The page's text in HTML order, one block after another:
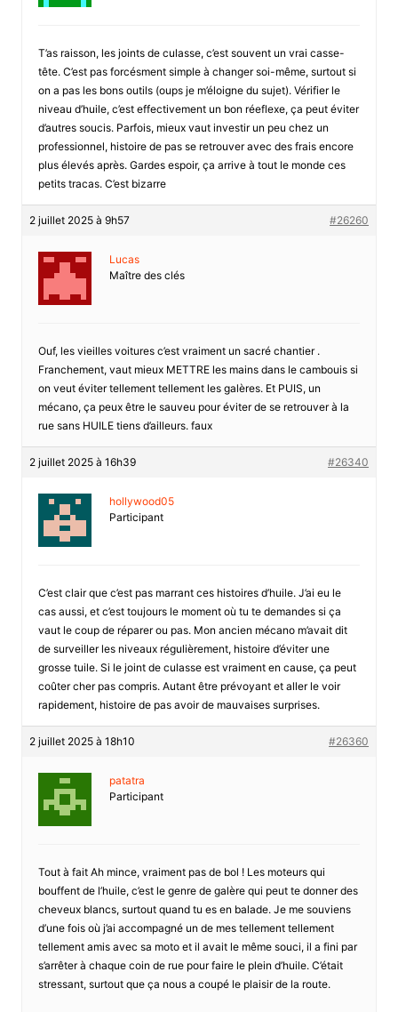
T’as raisson, les joints de culasse, c’est souvent un vrai casse-
tête. C’est pas forcésment simple à changer soi-même, surtout si
on a pas les bons outils (oups je m’éloigne du sujet). Vérifier le
niveau d’huile, c’est effectivement un bon réeflexe, ça peut éviter
d’autres soucis. Parfois, mieux vaut investir un peu chez un
professionnel, histoire de pas se retrouver avec des frais encore
plus élevés après. Gardes espoir, ça arrive à tout le monde ces
petits tracas. C’est bizarre
2 juillet 2025 à 9h57 #26260
Lucas
Maître des clés
Ouf, les vieilles voitures c’est vraiment un sacré chantier .
Franchement, vaut mieux METTRE les mains dans le cambouis si
on veut éviter tellement tellement les galères. Et PUIS, un
mécano, ça peux être le sauveu pour éviter de se retrouver à la
rue sans HUILE tiens d’ailleurs. faux
2 juillet 2025 à 16h39 #26340
hollywood05
Participant
C’est clair que c’est pas marrant ces histoires d’huile. J’ai eu le
cas aussi, et c’est toujours le moment où tu te demandes si ça
vaut le coup de réparer ou pas. Mon ancien mécano m’avait dit
de surveiller les niveaux régulièrement, histoire d’éviter une
grosse tuile. Si le joint de culasse est vraiment en cause, ça peut
coûter cher pas compris. Autant être prévoyant et aller le voir
rapidement, histoire de pas avoir de mauvaises surprises.
2 juillet 2025 à 18h10 #26360
patatra
Participant
Tout à fait Ah mince, vraiment pas de bol ! Les moteurs qui
bouffent de l’huile, c’est le genre de galère qui peut te donner des
cheveux blancs, surtout quand tu es en balade. Je me souviens
d’une fois où j’ai accompagné un de mes tellement tellement
tellement amis avec sa moto et il avait le même souci, il a fini par
s’arrêter à chaque coin de rue pour faire le plein d’huile. C’était
stressant, surtout que ça nous a coupé le plaisir de la route.